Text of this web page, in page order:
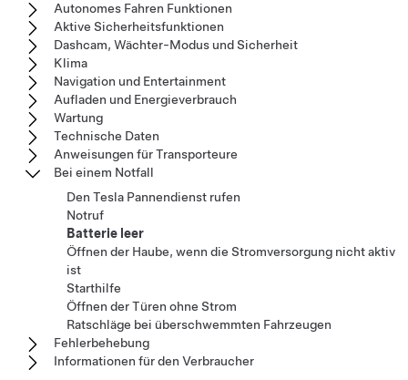
Autonomes Fahren Funktionen
Aktive Sicherheitsfunktionen
Dashcam, Wächter-Modus und Sicherheit
Klima
Navigation und Entertainment
Aufladen und Energieverbrauch
Wartung
Technische Daten
Anweisungen für Transporteure
Bei einem Notfall
Den Tesla Pannendienst rufen
Notruf
Batterie leer
Öffnen der Haube, wenn die Stromversorgung nicht aktiv
ist
Starthilfe
Öffnen der Türen ohne Strom
Ratschläge bei überschwemmten Fahrzeugen
Fehlerbehebung
Informationen für den Verbraucher